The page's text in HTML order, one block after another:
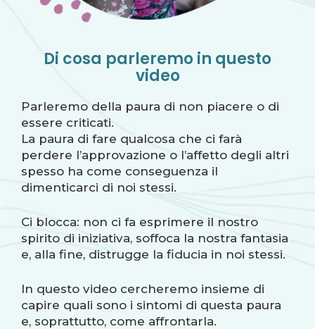
Di cosa parleremo in questo
video
Parleremo della paura di non piacere o di
essere criticati.
La paura di fare qualcosa che ci farà
perdere l’approvazione o l’affetto degli altri
spesso ha come conseguenza il
dimenticarci di noi stessi.
Ci blocca: non ci fa esprimere il nostro
spirito di iniziativa, soffoca la nostra fantasia
e, alla fine, distrugge la fiducia in noi stessi.
In questo video cercheremo insieme di
capire quali sono i sintomi di questa paura
e, soprattutto, come affrontarla.